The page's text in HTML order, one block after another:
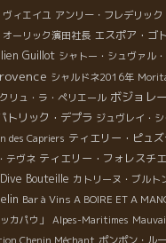
ィエイユ アンリー・フレデリック
オーリック濱田社長 エスポア・ゴ
Guillot シャトー・シュヴァル
シャルドネ2016年
リュ・ラ・ペリエール ボジョレ
トリック・デプラ ジュヴレイ・
des Capriers ティエリー・ピュズ
テヴネ ティエリー・フォレスチエ
Bouteille カトリーヌ・ブルト
Bar à Vins A BOIRE ET A
カパウ」 Alpes-Maritimes